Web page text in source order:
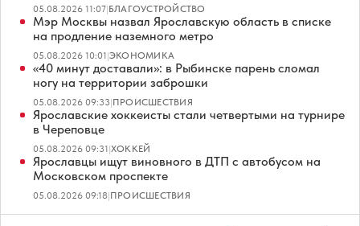
05.08.2026 11:07|БЛАГОУСТРОЙСТВО
Мэр Москвы назвал Ярославскую область в списке
на продление наземного метро
05.08.2026 10:01|ЭКОНОМИКА
«40 минут доставали»: в Рыбинске парень сломал
ногу на территории заброшки
05.08.2026 09:33|ПРОИСШЕСТВИЯ
Ярославские хоккеисты стали четвертыми на турнире
в Череповце
05.08.2026 09:31|ХОККЕЙ
Ярославцы ищут виновного в ДТП с автобусом на
Московском проспекте
05.08.2026 09:18|ПРОИСШЕСТВИЯ